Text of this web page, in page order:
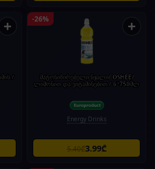
+ -26% +
მატონიზირებელი წყალი/ OSHEE/
ლიმონით და ვიტამინებით / 6*750მლ
Energy Drinks
5.40₾3.99₾